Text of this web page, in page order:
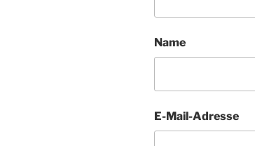
Name
E-Mail-Adresse